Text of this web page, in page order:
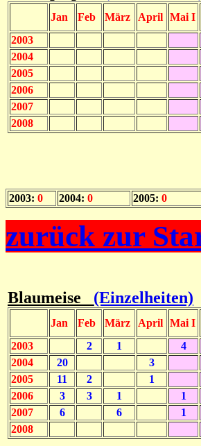
Jan Feb März April Mai I
2003
2004
2005
2006
2007
2008
2003: 0 2004: 0 2005: 0
zurück zur
Blaumeise (Einzelheiten)
Jan Feb März April Mai I
2003
2 1 4
2004
20 3
2005
11 2 1
2006
3 3 1 1
2007
6 6 1
2008